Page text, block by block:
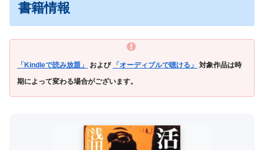
書籍情報
「Kindleで読み放題」 および 「オーディブルで聴ける」
対象作品は時
期によって変わる場合がございます。